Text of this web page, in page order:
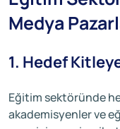
Medya
1. Hedef
Eğitim sektöründe
akademisyenler ve